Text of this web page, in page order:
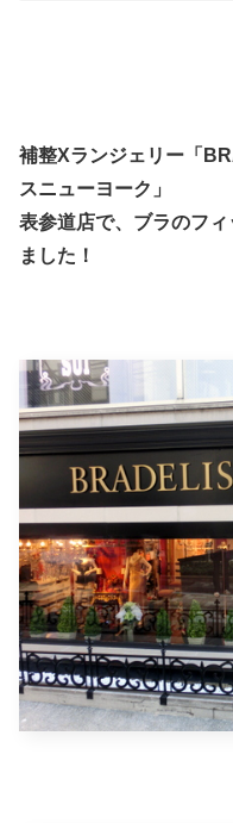
補整Xランジェリー「
スニューヨーク」
表参道店で、ブラのフ
ました！